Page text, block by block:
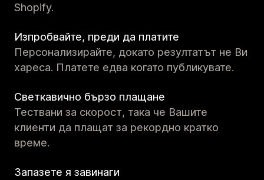
Shopify.
Изпробвайте, преди да платите
Персонализирайте, докато резултатът не Ви
хареса. Платете едва когато публикувате.
Светкавично бързо плащане
Тествани за скорост, така че Вашите
клиенти да плащат за рекордно кратко
време.
Запазете я завинаги